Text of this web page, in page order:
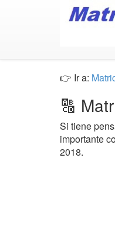
👉 Ir a:
🔠
Si tiene
importante
2018.